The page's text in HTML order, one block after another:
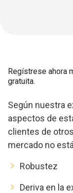
Regístrese ahora
gratuita.
Según nuestra
aspectos de
clientes de
mercado no
Robustez
Deriva en la